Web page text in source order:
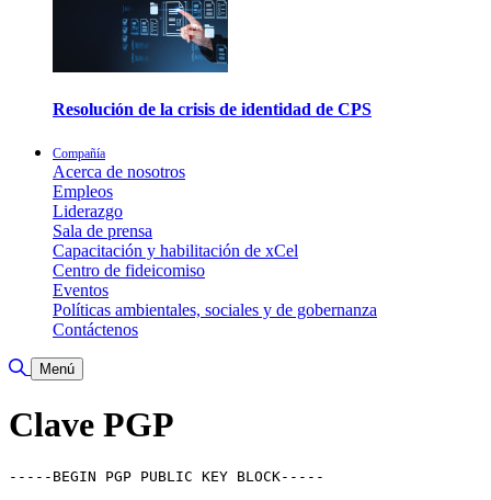
Resolución de la crisis de identidad de CPS
Compañía
Acerca de nosotros
Empleos
Liderazgo
Sala de prensa
Capacitación y habilitación de xCel
Centro de fideicomiso
Eventos
Políticas ambientales, sociales y de gobernanza
Contáctenos
Alternar búsqueda
Menú
Clave PGP
-----BEGIN PGP PUBLIC KEY BLOCK-----